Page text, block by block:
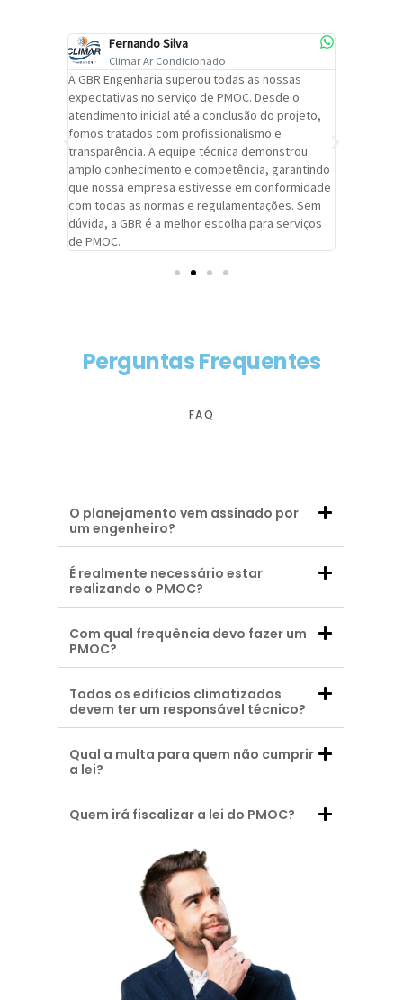
Fernando Silva
Climar Ar Condicionado
A GBR Engenharia superou todas as nossas
expectativas no serviço de PMOC. Desde o
atendimento inicial até a conclusão do projeto,
fomos tratados com profissionalismo e
transparência. A equipe técnica demonstrou
amplo conhecimento e competência, garantindo
que nossa empresa estivesse em conformidade
com todas as normas e regulamentações. Sem
dúvida, a GBR é a melhor escolha para serviços
de PMOC.
Perguntas Frequentes
FAQ
O planejamento vem assinado por
um engenheiro?
É realmente necessário estar
realizando o PMOC?
Com qual frequência devo fazer um
PMOC?
Todos os edificios climatizados
devem ter um responsável técnico?
Qual a multa para quem não cumprir
a lei?
Quem irá fiscalizar a lei do PMOC?